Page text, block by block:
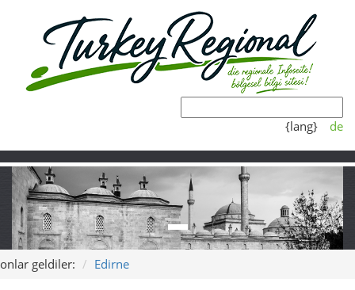
{lang} de
onlar geldiler: Edirne